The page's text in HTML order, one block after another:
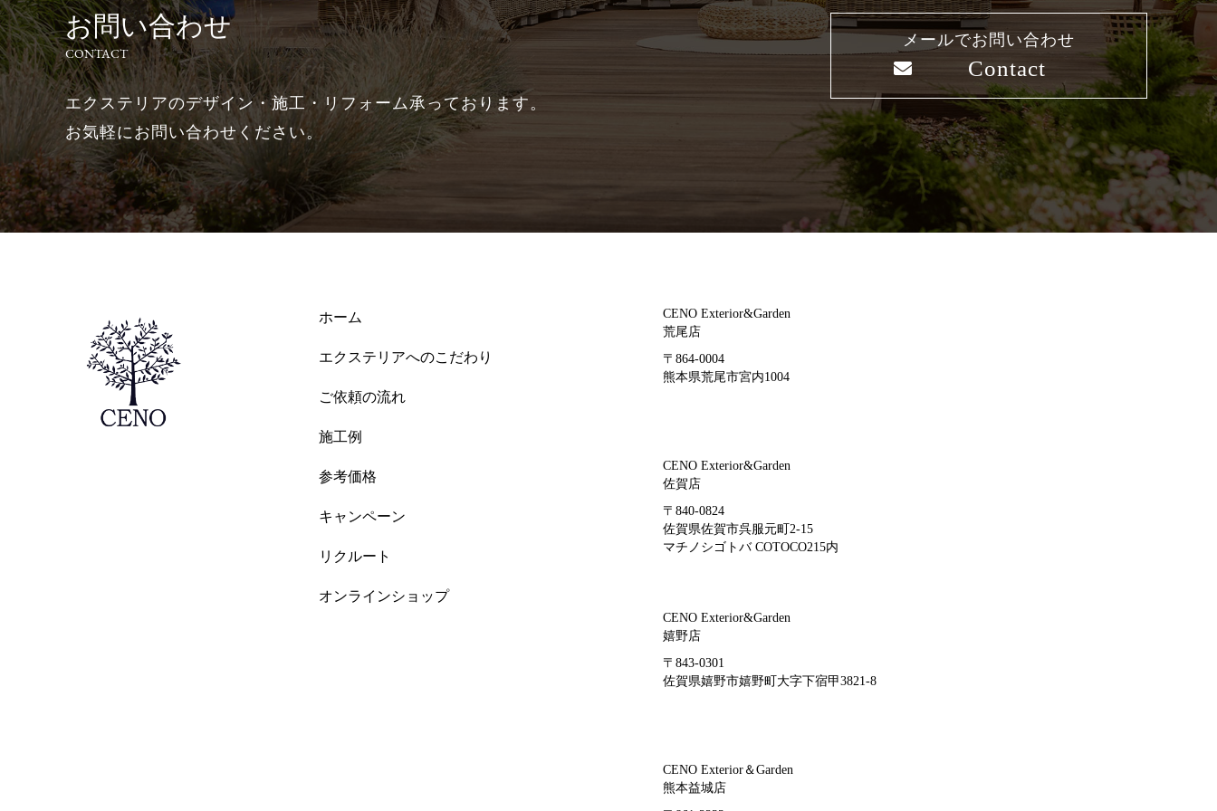
お問い合わせ
CONTACT
エクステリアのデザイン・施工・リフォーム承っております。
お気軽にお問い合わせください。
メールでお問い合わせ
Contact
ホーム
エクステリアへのこだわり
ご依頼の流れ
施工例
参考価格
キャンペーン
リクルート
オンラインショップ
CENO Exterior&Garden
荒尾店
〒864-0004
熊本県荒尾市宮内1004
CENO Exterior&Garden
佐賀店
〒840-0824
佐賀県佐賀市呉服元町2-15
マチノシゴトバ COTOCO215内
CENO Exterior&Garden
嬉野店
〒843-0301
佐賀県嬉野市嬉野町大字下宿甲3821-8
CENO Exterior＆Garden
熊本益城店